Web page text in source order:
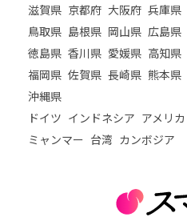
滋賀県 京都府 大阪府 兵庫県
鳥取県 島根県 岡山県 広島県
徳島県 香川県 愛媛県 高知県
福岡県 佐賀県 長崎県 熊本県
沖縄県
ドイツ インドネシア アメリカ
ミャンマー 台湾 カンボジア